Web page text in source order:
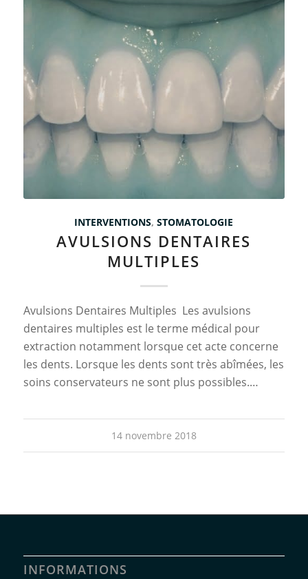
INTERVENTIONS,STOMATOLOGIE
AVULSIONS DENTAIRES
MULTIPLES
Avulsions Dentaires Multiples Les avulsions
dentaires multiples est le terme médical pour
extraction notamment lorsque cet acte concerne
les dents. Lorsque les dents sont très abîmées, les
soins conservateurs ne sont plus possibles.…
14 novembre 2018
INFORMATIONS